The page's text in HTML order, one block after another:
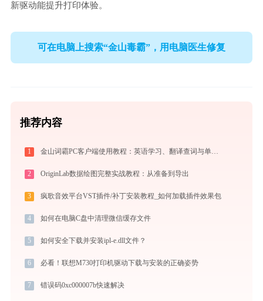
新驱动能提升打印体验。
可在电脑上搜索“金山毒霸”，用电脑医生修复
推荐内容
1 金山词霸PC客户端使用教程：英语学习、翻译查词与单词记忆的一站式语言助手
2 OriginLab数据绘图完整实战教程：从准备到导出
3 疯歌音效平台VST插件/补丁安装教程_如何加载插件效果包
4 如何在电脑C盘中清理微信缓存文件
5 如何安全下载并安装ipl-e.dll文件？
6 必看！联想M730打印机驱动下载与安装的正确姿势
7 错误码0xc000007b快速解决